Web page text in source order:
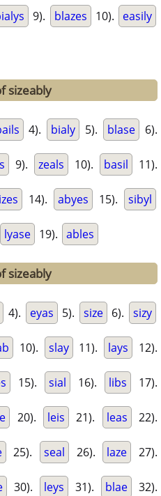
9). blazes 10). easily
sizeably
4). bialy 5). blase 6).
9). zeals 10). basil 11).
14). abyes 15). sibyl
lyase 19). ables
sizeably
4). eyas 5). size 6). sizy
10). slay 11). lays 12).
15). sial 16). libs 17).
20). leis 21). leas 22).
25). seal 26). laze 27).
30). leys 31). blae 32).